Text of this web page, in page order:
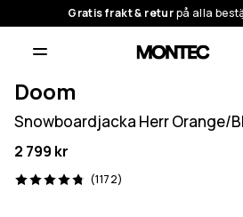
Gratis frakt & returpå alla
Doom
Snowboardjacka Herr Orange/
2 799 kr
(1172)
1172 recensioner, 4.8/5